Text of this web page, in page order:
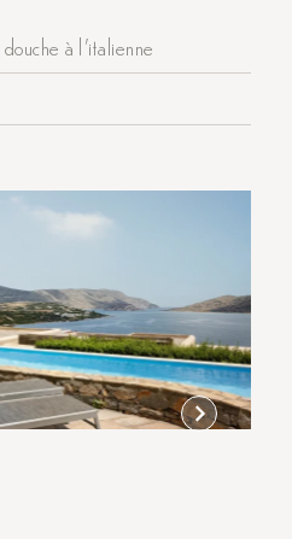
à l'italienne